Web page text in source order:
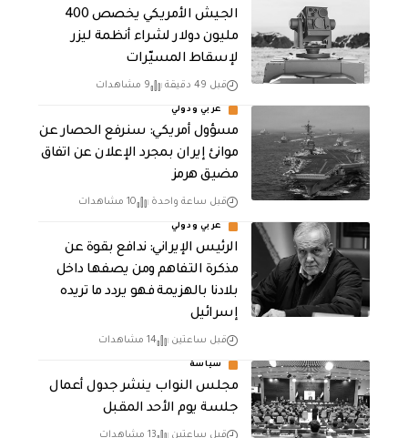
الجيش الأمريكي يخصص 400
مليون دولار لشراء أنظمة ليزر
لإسقاط المسيّرات
قبل 49 دقيقة 9 مشاهدات
عربي ودولي
مسؤول أمريكي: سنرفع الحصار عن
موانئ إيران بمجرد الإعلان عن اتفاق
مضيق هرمز
قبل ساعة واحدة 10 مشاهدات
عربي ودولي
الرئيس الإيراني: ندافع بقوة عن
مذكرة التفاهم ومن يصفها داخل
بلادنا بالهزيمة فهو يردد ما تريده
إسرائيل
قبل ساعتين 14 مشاهدات
سياسة
مجلس النواب ينشر جدول أعمال
جلسة يوم الأحد المقبل
قبل ساعتين 13 مشاهدات